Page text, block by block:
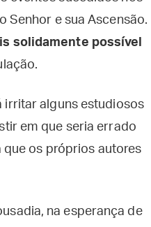
Senhor e sua Ascensão.
solidamente possível
irritar alguns estudiosos
em que seria errado
os próprios autores
na esperança de